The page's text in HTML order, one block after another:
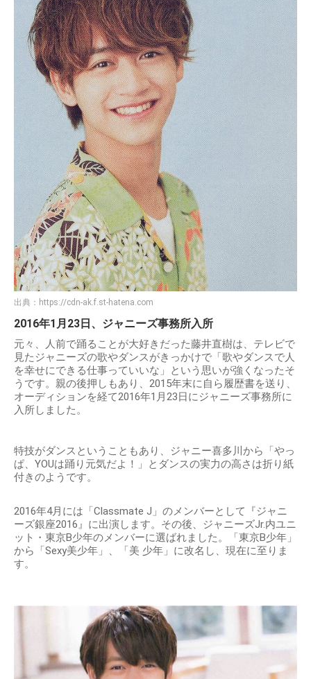
出典： https://cdn-ak.f.st-hatena.com
2016年1月23日、ジャニーズ事務所入所
元々、人前で踊ることが大好きだった藤井直樹は、テレビで
見たジャニーズの歌やダンスがきっかけで「歌やダンスで人
を幸せにできる仕事っていいな」という思いが強くなったそ
うです。親の後押しもあり、2015年末に自ら履歴書を送り、
オーディションを経て2016年1月23日にジャニーズ事務所に
入所しました。
特技がダンスということもあり、ジャニー喜多川から「やっ
ぱ、YOUは踊り元気だよ！」とダンスの実力の高さは折り紙
付きのようです。
2016年4月には「Classmate J」のメンバーとして『ジャニ
ーズ銀座2016』に出演します。その後、ジャニーズJr.内ユニ
ット・東京B少年のメンバーに選ばれました。「東京B少年」
から「Sexy美少年」、「美 少年」に改名し、現在に至りま
す。